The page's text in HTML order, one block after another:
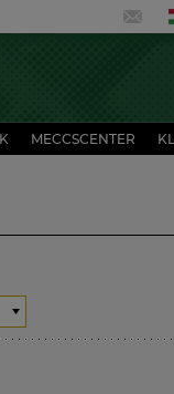
MECCSCENTER